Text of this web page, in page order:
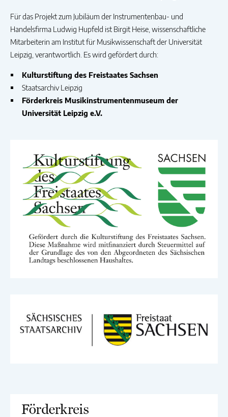
Für das Projekt zum Jubiläum der Instrumentenbau- und
Handelsfirma Ludwig Hupfeld ist Birgit Heise, wissenschaftliche
Mitarbeiterin am Institut für Musikwissenschaft der Universität
Leipzig, verantwortlich. Es wird gefördert durch:
Kulturstiftung des Freistaates Sachsen
Staatsarchiv Leipzig
Förderkreis Musikinstrumentenmuseum der
Universität Leipzig e.V.